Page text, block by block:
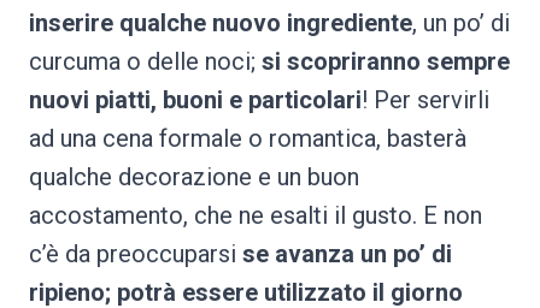
inserire qualche nuovo ingrediente, un po’ di
curcuma o delle noci; si scopriranno sempre
nuovi piatti, buoni e particolari! Per servirli
ad una cena formale o romantica, basterà
qualche decorazione e un buon
accostamento, che ne esalti il gusto. E non
c’è da preoccuparsi se avanza un po’ di
ripieno; potrà essere utilizzato il giorno